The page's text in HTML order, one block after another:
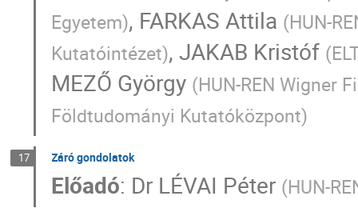
Egyetem), FARKAS Attila (HUN-
Kutatóintézet),JAKAB Kristóf (
MEZŐ György (HUN-REN Wigner
Földtudományi Kutatóközpont)
17 Záró gondolatok
Előadó: Dr LÉVAI Péter (HUN-